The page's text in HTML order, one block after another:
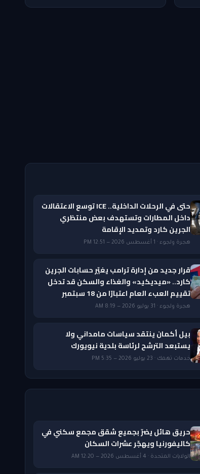
حتى في الرحلات الداخلية.. ICE توسع الاعتقالات
داخل المطارات وتستهدف بعض منتظري
الجرين كارد وتمديد الإقامة
هجرة ولجوء · 1 أغسطس 2026 — 12:51 PM
قرار جديد من إدارة ترامب يغيّر حسابات الجرين
كارد.. «ميديكيد» والغذاء والسكن قد تدخل
تقييم العبء العام اعتبارًا من 18 سبتمبر
هجرة ولجوء · 31 يوليو 2026 — 8:19 AM
بيل أكمان ينتقد سياسات مامداني ولا
يستبعد الترشح لرئاسة بلدية نيويورك
خدمات تهمك · 23 يوليو 2026 — 5:35 PM
حريق هائل يضرّ بجميع شقق مجمع سكني في
كاليفورنيا ويهجّر عشرات السكان
الولايات المتحدة · 4 أغسطس 2026 — 12:20 AM